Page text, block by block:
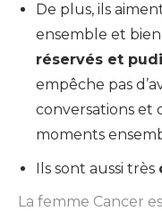
De plus, ils
ensemble et bien
réservés et
empêche pas
conversations et
moments
Ils sont aussi très
La femme Cancer